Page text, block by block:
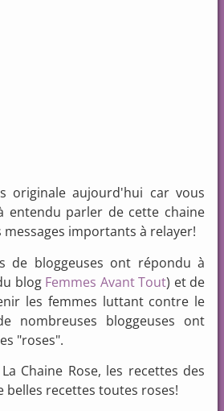
originale aujourd'hui car vous
entendu parler de cette chaine
messages importants à relayer!
de bloggeuses ont répondu à
blog Femmes Avant Tout) et de
les femmes luttant contre le
nombreuses bloggeuses ont
"roses".
Chaine Rose, les recettes des
belles recettes toutes roses!